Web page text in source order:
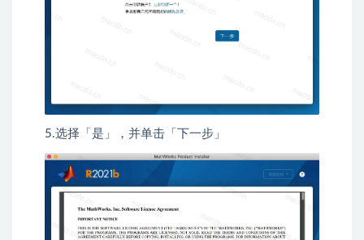
5.选择「是」，并单击「下一步」